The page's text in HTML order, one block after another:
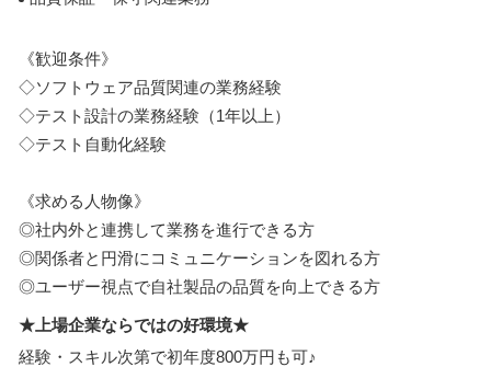
《歓迎条件》
◇ソフトウェア品質関連の業務経験
◇テスト設計の業務経験（1年以上）
◇テスト自動化経験
《求める人物像》
◎社内外と連携して業務を進行できる方
◎関係者と円滑にコミュニケーションを図れる方
◎ユーザー視点で自社製品の品質を向上できる方
★上場企業ならではの好環境★
経験・スキル次第で初年度800万円も可♪